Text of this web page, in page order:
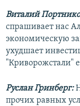
Виталий
спрашивает нас
экономическую
ухудшает
"Криворожстали"
Руслан Гринберг:
прочих равных